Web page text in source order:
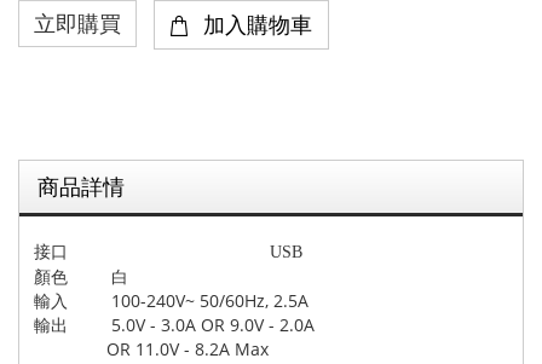
商品詳情
接口 USB
顏色 白
輸入 100-240V~ 50/60Hz, 2.5A
輸出 5.0V - 3.0A OR 9.0V - 2.0A
OR 11.0V - 8.2A Max